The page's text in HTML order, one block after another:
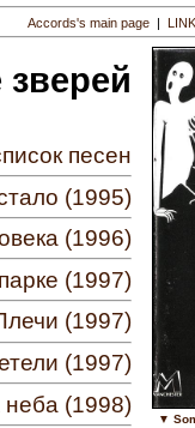
Accords's main page |
песен
(1995)
(1996)
(1997)
(1997)
(1997)
(1998)
▼